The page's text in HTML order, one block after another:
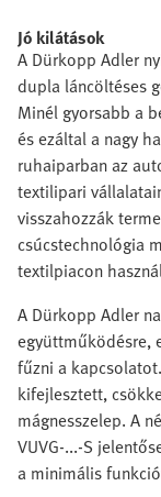
Jó kilátások
A Dürkopp Adler
dupla láncöltéses
Minél gyorsabb a
és ezáltal a nagy
ruhaiparban az
textilipari
visszahozzák
csúcstechnológia
textilpiacon
A Dürkopp Adler
együttműködésre,
fűzni a
kifejlesztett,
mágnesszelep. A
VUVG-...-S
a minimális